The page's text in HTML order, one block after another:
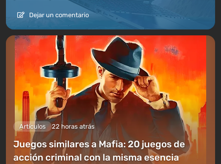
Dejar un comentario
Artículos 22 horas atrás
Juegos similares a Mafia: 20 juegos de
acción criminal con la misma esencia